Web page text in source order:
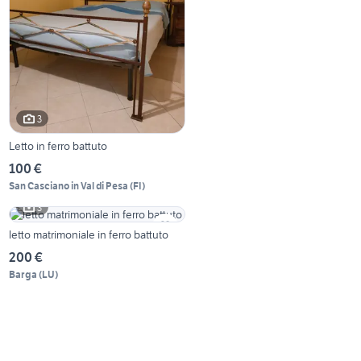
3
Letto in ferro battuto
100 €
San Casciano in Val di Pesa (FI)
3
letto matrimoniale in ferro battuto
200 €
Barga (LU)